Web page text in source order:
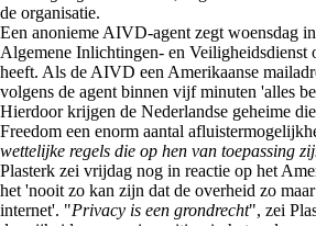
de organisatie.
Een anonieme AIVD-agent zegt woensdag
Algemene Inlichtingen- en Veiligheidsdienst
heeft. Als de AIVD een Amerikaanse
volgens de agent binnen vijf minuten 'alles
Hierdoor krijgen de Nederlandse geheime
Freedom een enorm aantal
wettelijke regels die op hen van toepassing
Plasterk zei vrijdag nog in reactie op het
het 'nooit zo kan zijn dat de overheid zo
internet'. "Privacy is een grondrecht", zei